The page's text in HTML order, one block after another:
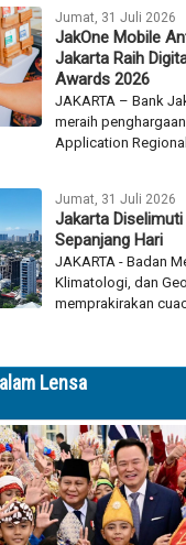
Jumat, 31 Juli 2026
JakOne Mobile
Jakarta Raih
Awards 2026
JAKARTA – Bank
meraih
Application
Jumat, 31 Juli 2026
Jakarta
Sepanjang Hari
JAKARTA - Badan
Klimatologi, dan
memprakirakan
Lensa